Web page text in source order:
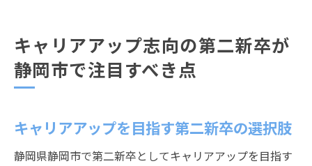
キャリアアップ志向の第二新卒が
静岡市で注目すべき点
キャリアアップを目指す第二新卒の選択肢
静岡県静岡市で第二新卒としてキャリアアップを目指す